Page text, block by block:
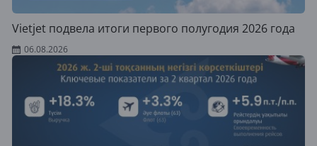
Vietjet подвела итоги первого полугодия 2026 года
06.08.2026